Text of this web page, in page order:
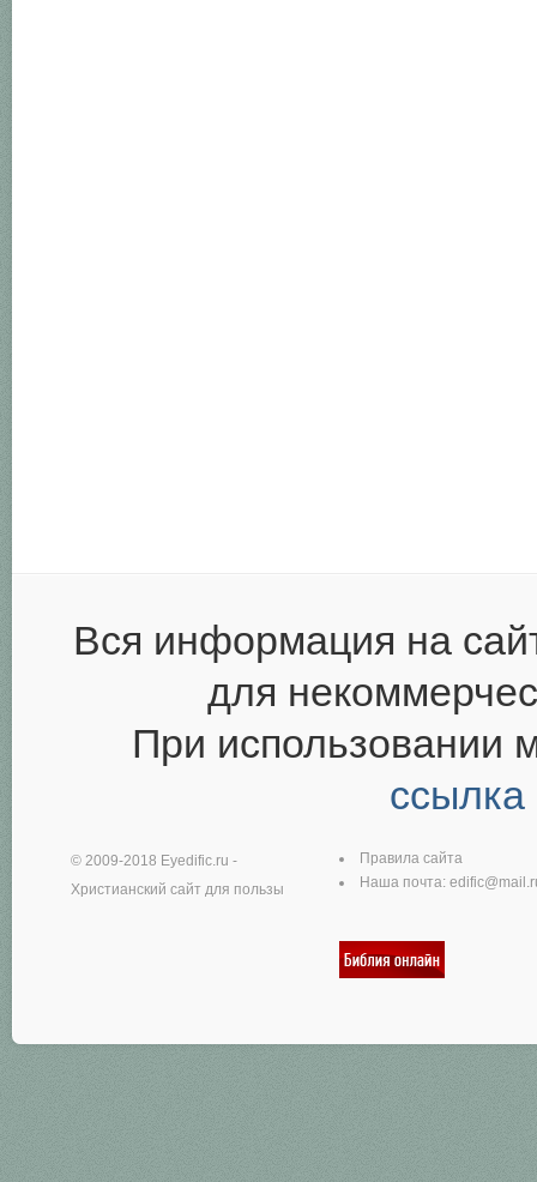
Вся информация на
для
При использовании
ссылка
© 2009-2018 Eyedific.ru -
Христианский сайт для пользы
Правила сайта
Наша почта: